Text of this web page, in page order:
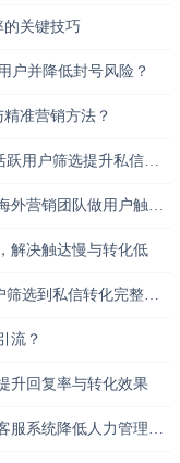
的关键技巧
户并降低封号风险？
精准营销方法？
户筛选提升私信回复率
营销团队做用户触达？
解决触达慢与转化低
到私信转化完整解析
流？
升回复率与转化效果
系统降低人力管理成本